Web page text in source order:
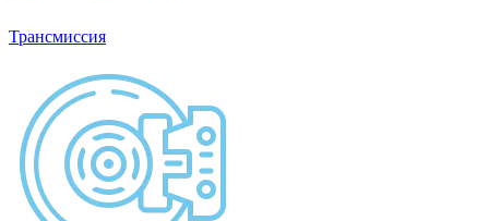
Трансмиссия